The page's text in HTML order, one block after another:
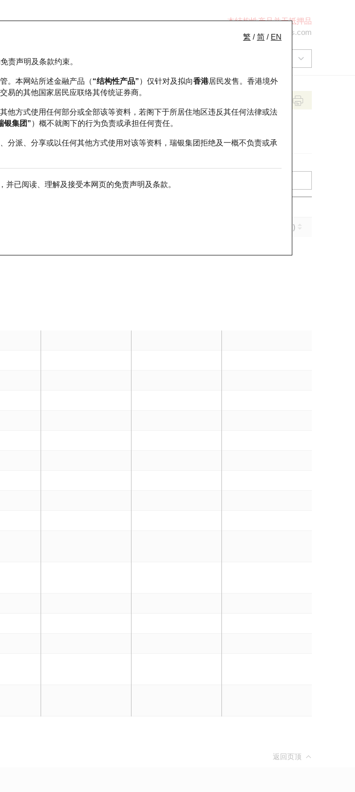
本结构性产品并无抵押品
ol-hkwarrants@ubs.com
证教室
繁 / 简 / EN
责声明及条款约束。
。本网站所述金融产品（“结构性产品”）仅针对及拟向香港居民发售。香港境外
易的其他国家居民应联络其传统证券商。
方式使用任何部分或全部该等资料，若阁下于所居住地区违反其任何法律或法
银集团”）概不就阁下的行为负责或承担任何责任。
派、分享或以任何其他方式使用对该等资料，瑞银集团拒绝及一概不负责或承
并已阅读、理解及接受本网页的免责声明及条款。
到期日 (年-月-日)
返回页顶